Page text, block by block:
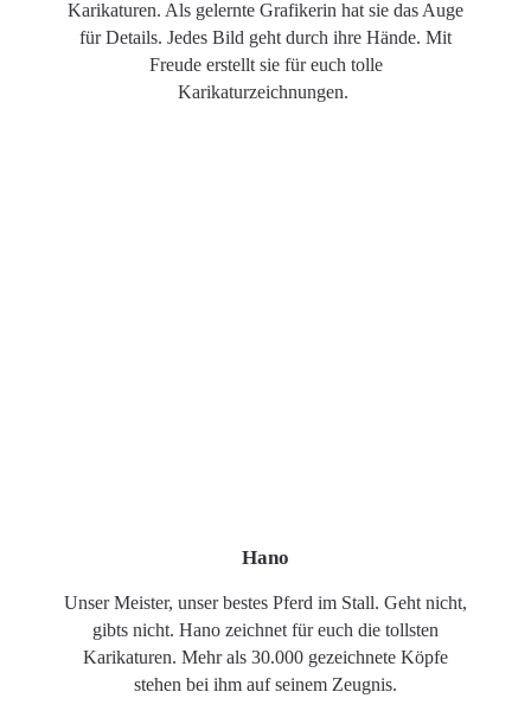
Karikaturen. Als gelernte Grafikerin hat sie das Auge
für Details. Jedes Bild geht durch ihre Hände. Mit
Freude erstellt sie für euch tolle
Karikaturzeichnungen.
Hano
Unser Meister, unser bestes Pferd im Stall. Geht nicht,
gibts nicht. Hano zeichnet für euch die tollsten
Karikaturen. Mehr als 30.000 gezeichnete Köpfe
stehen bei ihm auf seinem Zeugnis.